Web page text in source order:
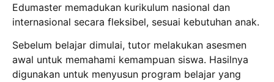
Edumaster memadukan kurikulum nasional dan
internasional secara fleksibel, sesuai kebutuhan anak.
Sebelum belajar dimulai, tutor melakukan asesmen
awal untuk memahami kemampuan siswa. Hasilnya
digunakan untuk menyusun program belajar yang